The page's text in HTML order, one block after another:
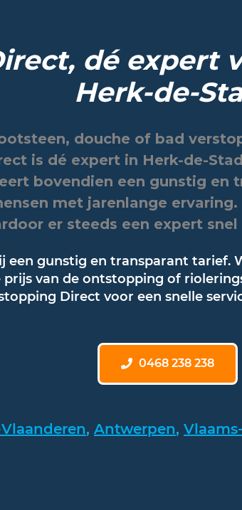
dé expert
Herk-de-
douche of bad
is dé expert in Herk-de-
bovendien een gunstig en
met jarenlange
er steeds een expert
gunstig en transparant tarief.
van de ontstopping of
Direct voor een snelle
0468 238 238
, Antwerpen,